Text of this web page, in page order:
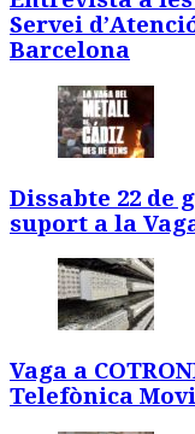
Servei
Barcelona
Dissabte 22 de
suport a la
Vaga a
Telefònica